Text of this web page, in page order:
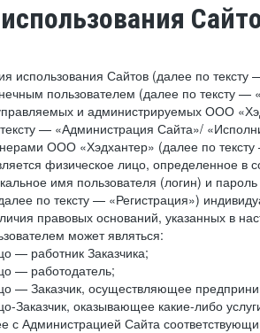
использования Сайтов (далее по
пользователем (далее по тексту
и администрируемых ООО
— «Администрация Сайта»/
ООО «Хэдхантер» (далее по
физическое лицо, определенное в
имя пользователя (логин) и
по тексту — «Регистрация»)
правовых оснований, указанных в
может являться:
— работник Заказчика;
— работодатель;
— Заказчик, осуществляющее
Заказчик, оказывающее какие-либо
с Администрацией Сайта